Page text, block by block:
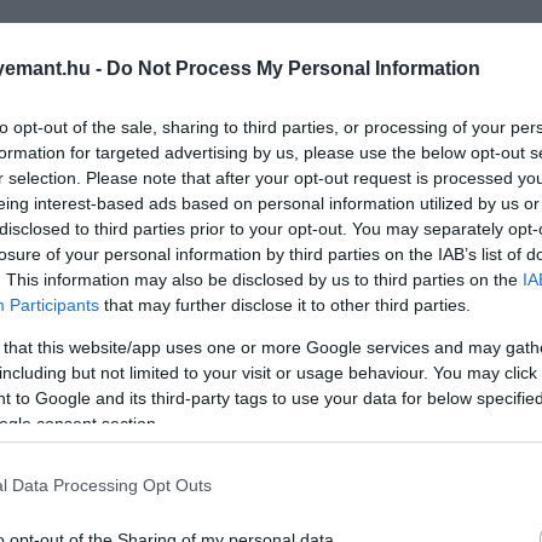
- Do Not Process My Personal Information
opt-out of the sale, sharing to third parties, or processing of your
for targeted advertising by us, please use the below opt-out
selection. Please note that after your opt-out request is processed
interest-based ads based on personal information utilized by us
to third parties prior to your opt-out. You may separately
of your personal information by third parties on the IAB’s list of
This information may also be disclosed by us to third parties on the
Participants that may further disclose it to other third parties.
that this website/app uses one or more Google services and may
but not limited to your visit or usage behaviour. You may
to Google and its third-party tags to use your data for below
consent section.
Data Processing Opt Outs
elsősorbannövényeken alkalmazható és
mezőgazdaságban is.
valójában Napóleon seregének
kromoszóma-szerkesztési” (PCE) rendszert mutat
hatékonyabb változata. Különösen a
és a szintetikus biológia területén.